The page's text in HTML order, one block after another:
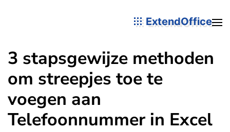
ExtendOffice
3 stapsgewijze methoden
om streepjes toe te
voegen aan
Telefoonnummer in Excel